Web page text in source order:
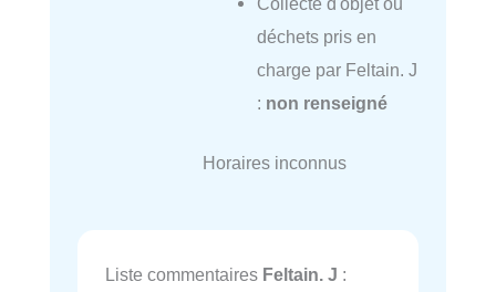
déchets pris en
charge par Feltain. J
: non renseigné
Horaires inconnus
Liste commentaires Feltain. J :